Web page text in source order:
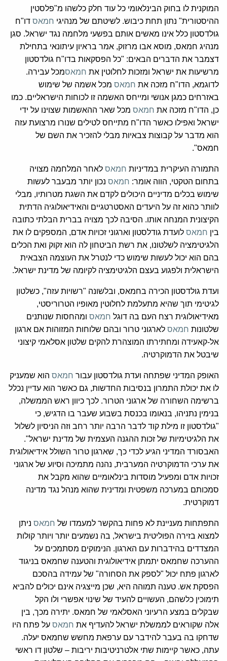
המוקנית לו בחוק הבינלאומי כל עוד חלק כלשהו מ"פלסטין
ההיסטורית" נתון תחת כיבוש. לשיטתם של מנהיגי חמאס דו"ח
גולדסטון כלל אינו מאשים אותם בפשעי מלחמה נגד ישראל. סגן
מנהיג חמאס, מוסא אבו מרזוק, אמר בראיון עיתונאי בתחילת
דצמבר את הדברים הבאים: "כל הפסקאות בדו"ח גולדסטון
מרשיעות את ישראל ומזכות לחלוטין את חמאסמכל עבירה.
לדוגמא, הדו"ח מזכה את חמאס מכל אשמה של שימוש
באזרחים כמגן אנושי ומייחס האשמה זו לכוחות הישראליים. כמו
כן, הדו"ח מזכה את חמאס מכל שאר ההאשמות שצוינו על ידי
ישראל ואפילו כאשר הדו"ח מתייחס לטילים שנורו מרצועת עזה
הוא מדבר על קבוצות צבאיות מבלי להזכיר את השם של
חמאס".
התמורה העיקרית במדיניות חמאס לאחר המלחמה מצויה
בתחום הטקטי, הווה אומר: חמאס נכון יותר מבעבר לעשות
שימוש בכלים מדיניים היכולים לקדם את השגת מטרותיו, מבלי
לוותר כהוא זה על היעדים האסטרטגיים והאידיאולוגיה הדתית
הקיצונית המנחה אותו. הסיבה לכך מצויה בברית הבלתי כתובה
בין חמאס לועדת גודלסטון וארגוני זכויות אדם, המספקים לו את
הלגיטימציה לשלטונו, את רשת הביטחון לה הוא זקוק ואת הכלים
בהם הוא יכול לעשות שימוש כדי לנטרל את העוצמה הצבאית
הישראלית ולפגוע בעצם הלגיטימציה לקיומה של מדינת ישראל.
ועדת גולדסטון הכירה בחמאס, ובלשונה "רשויות עזה", כשלטון
לגיטימי תוך שהיא מתעלמת לחלוטין מאופיו הטרוריסטי,
מאידיאולוגית רצח העם בה דוגל חמאס ומהחסות שנותנים
שלטונות חמאס לארגוני טרור ובהם שלוחות המזוהות אם ארגון
אל-קאעידה ומחתירתו המוצהרת להקים שלטון אסלאמי קיצוני
שיבטל את הדמוקרטיה.
האופק המדיני שפתחה ועדת גולדסטון עבור חמאס הוא שמעניק
לו את יכולת התמרון בנסיבות החדשות, גם כאשר הוא עדיין נכלל
ברשימה השחורה של ארגוני הטרור. לכך כיוון ראש הממשלה,
בנימין נתניהו, בנאומו בכנסת בשבוע שעבר בו הדגיש, כי
"גולדסטון זו מילת קוד לדבר הרבה יותר רחב וזה הניסיון לשלול
את הלגיטימיות של זכות ההגנה העצמית של מדינת ישראל".
האבסורד המדיני הגיע לכדי כך, שארגון טרור השולל אידיאולוגית
את ערכי הדמוקרטיה המערבית, נהנה מתמיכה וסיוע של ארגוני
זכויות אדם ומפעיל מוסדות בינלאומיים שהוא מקבל את
סמכותם במערכה משפטית ומדינית שהוא מנהל נגד מדינה
דמוקרטית.
התפתחות מעניינת לא פחות בהקשר למעמדו של חמאס ניתן
למצוא בזירה הפוליטית בישראל, בה נשמעים יותר ויותר קולות
המצדדים בהידברות עם הארגון. הנימוקים מסתמכים על
ההערכה שחמאס יתמתן אידיאולוגית והטענה שחמאס בניגוד
לארגון פתח יכול "לספק את הסחורה" של עמידה בהסכם
הפסקת אש. טענה תמוהה היא, שכן מייצגיה אינם יכולים להביא
תימוכין כלשהם, העשויים להעיד של שינוי אפשרי ולו הקל
שבקלים במצע הרעיוני האסלאמי של חמאס. יתירה מכך, בין
אלה שקוראים לממשלת ישראל להעדיף את חמאס על פתח היו
שדחקו בה בעבר להידבר עם ערפאת מחשש שחמאס יעלה.
עתה, כאשר קיימות שתי אלטרניטיבות יריבות – שלטון דו ראשי